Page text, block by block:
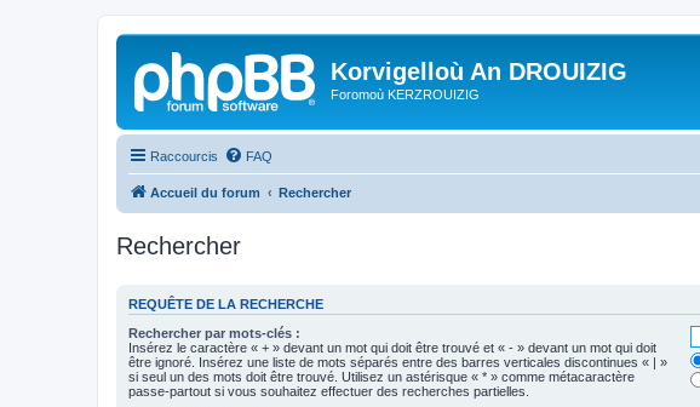
Korvigelloù An DROUIZIG
Foromoù KERZROUIZIG
Raccourcis FAQ
Accueil du forum Rechercher
Rechercher
REQUÊTE DE LA RECHERCHE
Rechercher par mots-clés :
Insérez le caractère « + » devant un mot qui doit être trouvé et « - » devant un mot qui doit
être ignoré. Insérez une liste de mots séparés entre des barres verticales discontinues « | »
si seul un des mots doit être trouvé. Utilisez un astérisque « * » comme métacaractère
passe-partout si vous souhaitez effectuer des recherches partielles.